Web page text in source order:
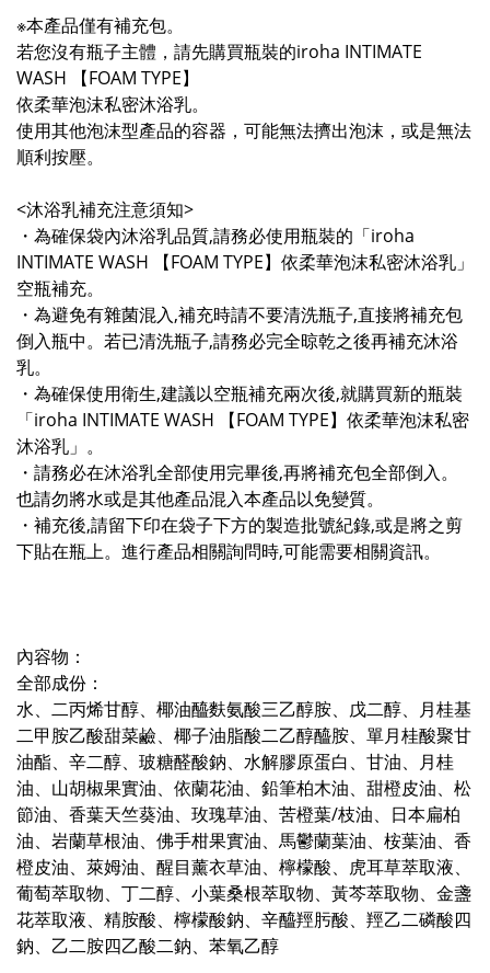
※本產品僅有補充包。
若您沒有瓶子主體，請先購買瓶裝的iroha INTIMATE
WASH 【FOAM TYPE】
依柔華泡沫私密沐浴乳。
使用其他泡沫型產品的容器，可能無法擠出泡沫，或是無法
順利按壓。
<沐浴乳補充注意須知>
・為確保袋內沐浴乳品質,請務必使用瓶裝的「iroha
INTIMATE WASH 【FOAM TYPE】依柔華泡沫私密沐浴乳」
空瓶補充。
・為避免有雜菌混入,補充時請不要清洗瓶子,直接將補充包
倒入瓶中。若已清洗瓶子,請務必完全晾乾之後再補充沐浴
乳。
・為確保使用衛生,建議以空瓶補充兩次後,就購買新的瓶裝
「iroha INTIMATE WASH 【FOAM TYPE】依柔華泡沫私密
沐浴乳」。
・請務必在沐浴乳全部使用完畢後,再將補充包全部倒入。
也請勿將水或是其他產品混入本產品以免變質。
・補充後,請留下印在袋子下方的製造批號紀錄,或是將之剪
下貼在瓶上。進行產品相關詢問時,可能需要相關資訊。
內容物：
全部成份：
水、二丙烯甘醇、椰油醯麩氨酸三乙醇胺、戊二醇、月桂基
二甲胺乙酸甜菜鹼、椰子油脂酸二乙醇醯胺、單月桂酸聚甘
油酯、辛二醇、玻糖醛酸鈉、水解膠原蛋白、甘油、月桂
油、山胡椒果實油、依蘭花油、鉛筆柏木油、甜橙皮油、松
節油、香葉天竺葵油、玫瑰草油、苦橙葉/枝油、日本扁柏
油、岩蘭草根油、佛手柑果實油、馬鬱蘭葉油、桉葉油、香
橙皮油、萊姆油、醒目薰衣草油、檸檬酸、虎耳草萃取液、
葡萄萃取物、丁二醇、小葉桑根萃取物、黃芩萃取物、金盞
花萃取液、精胺酸、檸檬酸鈉、辛醯羥肟酸、羥乙二磷酸四
鈉、乙二胺四乙酸二鈉、苯氧乙醇